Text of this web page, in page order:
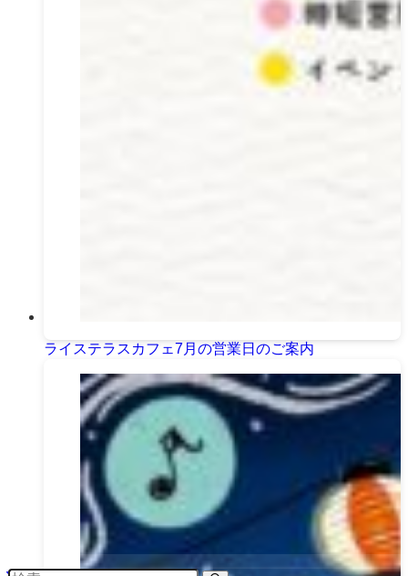
ライステラスカフェ7月の営業日のご案内